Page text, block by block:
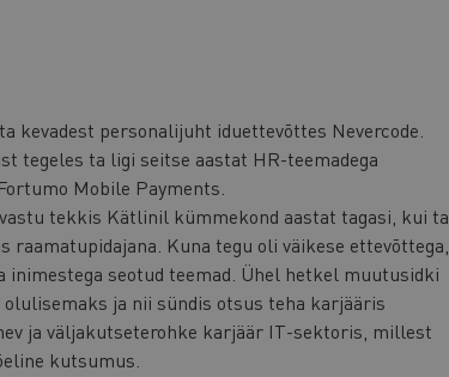
kevadest personalijuht iduettevõttes Nevercode.
tegeles ta ligi seitse aastat HR-teemadega
Mobile Payments.
tekkis Kätlinil kümmekond aastat tagasi, kui ta
raamatupidajana. Kuna tegu oli väikese ettevõttega,
seotud teemad. Ühel hetkel muutusidki
ja nii sündis otsus teha karjääris
ja väljakutseterohke karjäär IT-sektoris, millest
kutsumus.